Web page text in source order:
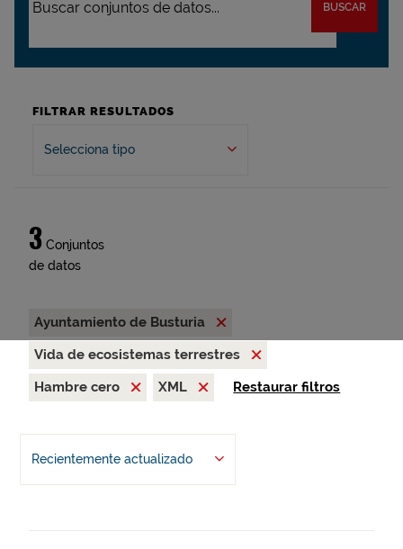
BUSCAR
FILTRAR RESULTADOS
Selecciona tipo
3 Conjuntos
de datos
Ayuntamiento de Busturia
Vida de ecosistemas terrestres
Hambre cero
XML Restaurar filtros
Recientemente actualizado